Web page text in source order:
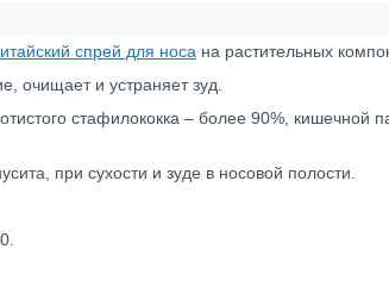
спрей для носа на растительных
очищает и устраняет зуд.
стафилококка – более 90%, кишечной
при сухости и зуде в носовой полости.